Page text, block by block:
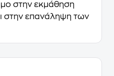
στην εκμάθηση
στην επανάληψη των